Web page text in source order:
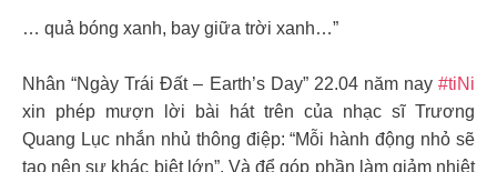
… quả bóng xanh, bay giữa trời xanh…”
Nhân “Ngày Trái Đất – Earth’s Day” 22.04 năm nay #tiNi
xin phép mượn lời bài hát trên của nhạc sĩ Trương
Quang Lục nhắn nhủ thông điệp: “Mỗi hành động nhỏ sẽ
tạo nên sự khác biệt lớn”. Và để góp phần làm giảm nhiệt